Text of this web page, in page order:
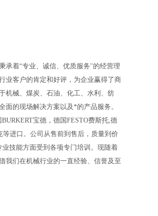
承着“专业、诚信、优质服务"的经营理
业客户的肯定和好评，为企业赢得了商
机械、煤炭、石油、化工、水利、纺
的现场解决方案以及*的产品服务。
宝德，德国FESTO费斯托,德
进口。公司从售前到售后，质量到价
技能方面受到各项专门培训。现随着
我们在机械行业的一直经验、信誉及至